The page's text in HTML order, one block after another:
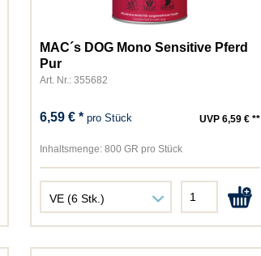
MAC´s DOG Mono Sensitive Pferd
Pur
Art. Nr.: 355682
6,59 € *pro Stück UVP 6,59 € **
Inhaltsmenge: 800 GR pro Stück